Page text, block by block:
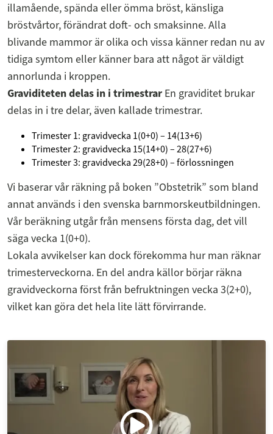
illamående, spända eller ömma bröst, känsliga
bröstvårtor, förändrat doft- och smaksinne. Alla
blivande mammor är olika och vissa känner redan nu av
tidiga symtom eller känner bara att något är väldigt
annorlunda i kroppen.
Graviditeten delas in i trimestrar En graviditet brukar
delas in i tre delar, även kallade trimestrar.
Trimester 1: gravidvecka 1(0+0) – 14(13+6)
Trimester 2: gravidvecka 15(14+0) – 28(27+6)
Trimester 3: gravidvecka 29(28+0) – förlossningen
Vi baserar vår räkning på boken ”Obstetrik” som bland
annat används i den svenska barnmorskeutbildningen.
Vår beräkning utgår från mensens första dag, det vill
säga vecka 1(0+0).
Lokala avvikelser kan dock förekomma hur man räknar
trimesterveckorna. En del andra källor börjar räkna
gravidveckorna först från befruktningen vecka 3(2+0),
vilket kan göra det hela lite lätt förvirrande.